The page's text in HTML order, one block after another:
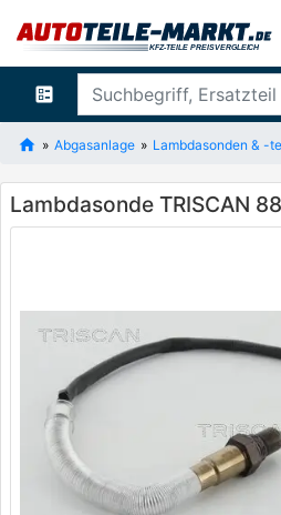
ballot
Abgasanlage Lambdasonden & -
Lambdasonde TRISCAN